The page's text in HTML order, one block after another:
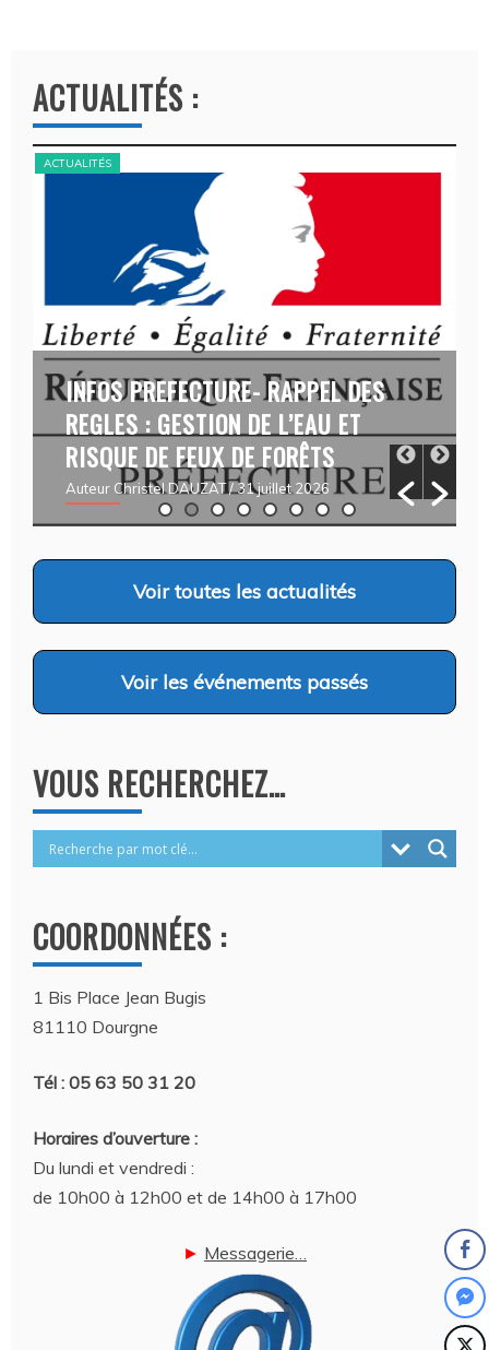
ACTUALITÉS :
ACTUALITÉS
INFOS PREFECTURE- RAPPEL DES
REGLES : GESTION DE L’EAU ET
RISQUE DE FEUX DE FORÊTS
Auteur Christel DAUZAT/ 31 juillet 2026
Voirtoutes les actualités
Voir les événements passés
VOUS RECHERCHEZ…
COORDONNÉES :
1 Bis Place Jean Bugis
81110 Dourgne
Tél : 05 63 50 31 20
Horaires d’ouverture :
Du lundi et vendredi :
de 10h00 à 12h00 et de 14h00 à 17h00
► Messagerie…